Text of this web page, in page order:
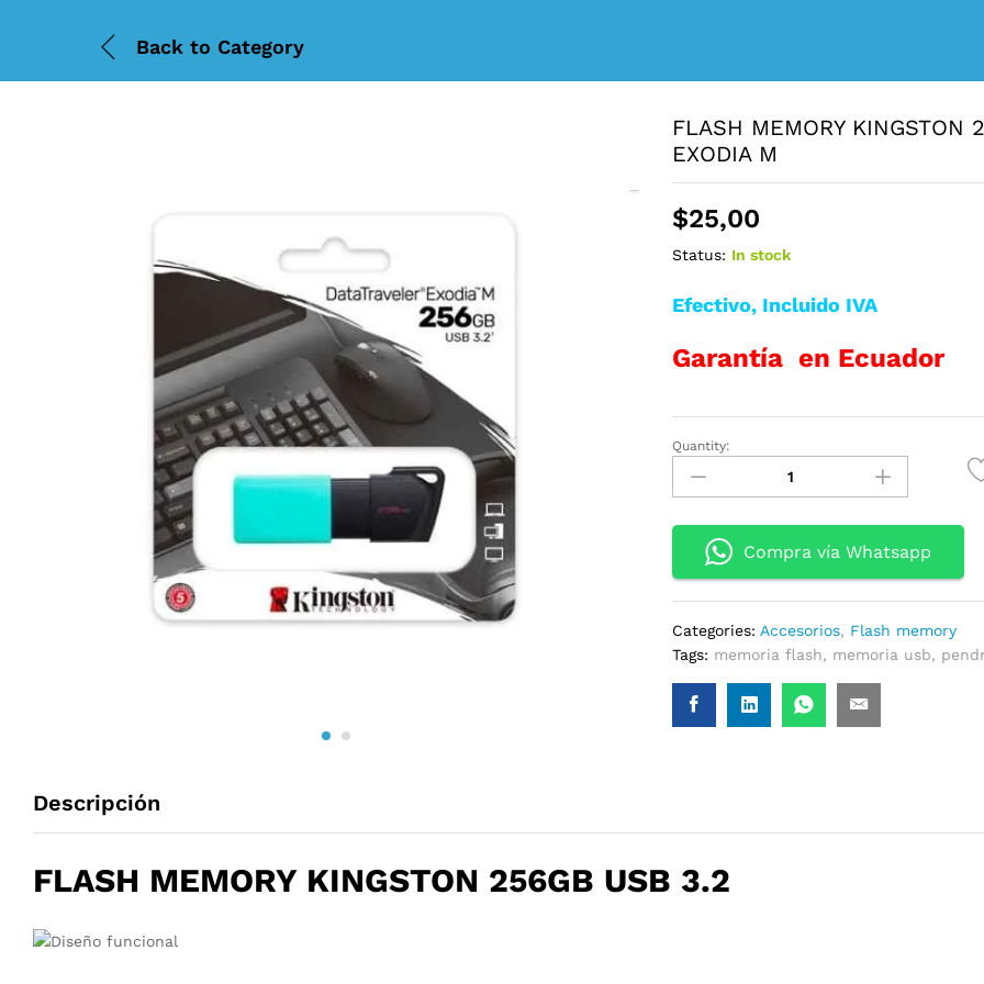
Back to Category
FLASH MEMORY KINGSTON
EXODIA M
$25,00
Status: In stock
Efectivo, Incluido IVA
Garantía en Ecuador
FLASH
MEMORY
KINGSTON
256GB
3.2
TRAVELER
EXODIA
quantity
Quantity:
Compra vía Whatsapp
Categories: Accesorios, Flash memory
Tags: memoria flash, memoria usb,
Descripción
FLASH MEMORY KINGSTON 256GB USB 3.2